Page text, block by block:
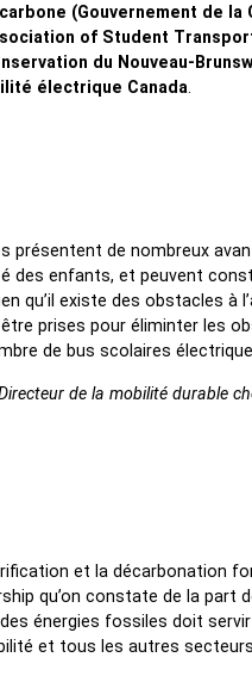
(Gouvernement de la
of Student
du Nouveau-
électrique Canada
présentent de nombreux
des enfants, et peuvent
qu’il existe des obstacles à
prises pour éliminter les
de bus scolaires
de la mobilité durable
et la décarbonation
qu’on constate de la
énergies fossiles doit
et tous les autres